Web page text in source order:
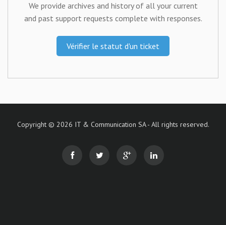
We provide archives and history of all your current
and past support requests complete with responses.
Vérifier le statut d'un ticket
Copyright © 2026 IT & Communication SA - All rights reserved.